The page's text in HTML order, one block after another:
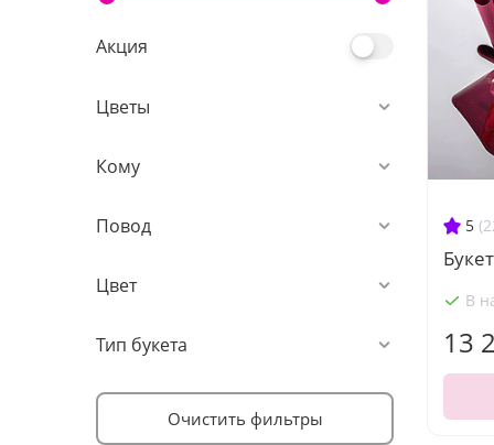
Акция
Цветы
Кому
Повод
Цвет
Тип букета
Очистить фильтры
5
В
13